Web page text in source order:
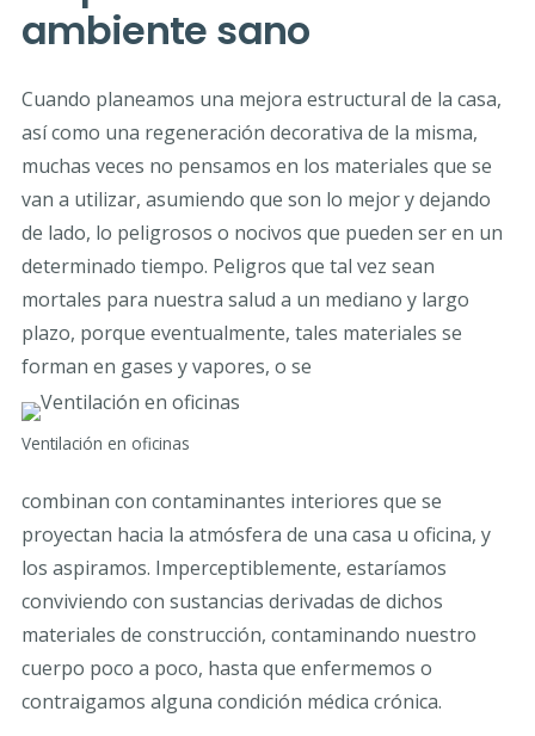
ambiente sano
Cuando planeamos una mejora estructural de la casa,
así como una regeneración decorativa de la misma,
muchas veces no pensamos en los materiales que se
van a utilizar, asumiendo que son lo mejor y dejando
de lado, lo peligrosos o nocivos que pueden ser en un
determinado tiempo. Peligros que tal vez sean
mortales para nuestra salud a un mediano y largo
plazo, porque eventualmente, tales materiales se
forman en gases y vapores, o se
Ventilación en oficinas
combinan con contaminantes interiores que se
proyectan hacia la atmósfera de una casa u oficina, y
los aspiramos. Imperceptiblemente, estaríamos
conviviendo con sustancias derivadas de dichos
materiales de construcción, contaminando nuestro
cuerpo poco a poco, hasta que enfermemos o
contraigamos alguna condición médica crónica.